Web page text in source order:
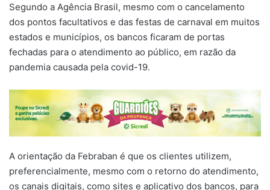
Segundo a Agência Brasil, mesmo com o cancelamento
dos pontos facultativos e das festas de carnaval em muitos
estados e municípios, os bancos ficaram de portas
fechadas para o atendimento ao público, em razão da
pandemia causada pela covid-19.
A orientação da Febraban é que os clientes utilizem,
preferencialmente, mesmo com o retorno do atendimento,
os canais digitais, como sites e aplicativo dos bancos, para